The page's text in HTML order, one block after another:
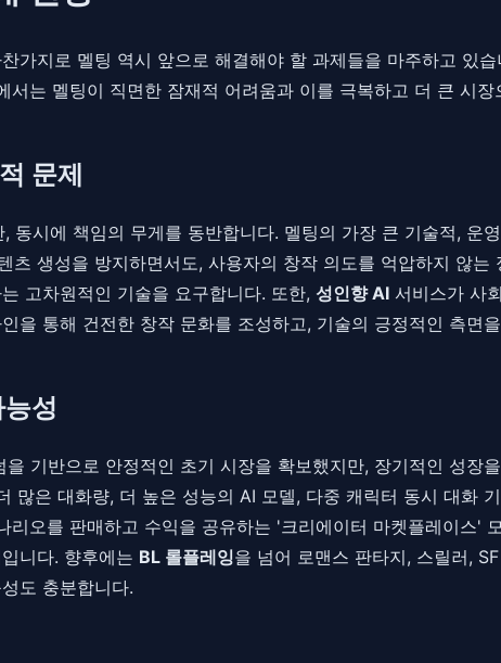
가지로 멜팅 역시 앞으로 해결해야 할 과제들을 마주하고 있
서는 멜팅이 직면한 잠재적 어려움과 이를 극복하고 더 큰 시
문제
동시에 책임의 무게를 동반합니다. 멜팅의 가장 큰 기술적,
츠 생성을 방지하면서도, 사용자의 창작 의도를 억압하지 않
고차원적인 기술을 요구합니다. 또한, 성인향 AI 서비스가 사
을 통해 건전한 창작 문화를 조성하고, 기술의 긍정적인 측면
성
기반으로 안정적인 초기 시장을 확보했지만, 장기적인 성
많은 대화량, 더 높은 성능의 AI 모델, 다중 캐릭터 동시 대화
리오를 판매하고 수익을 공유하는 '크리에이터 마켓플레이스'
니다. 향후에는 BL 롤플레잉을 넘어 로맨스 판타지, 스릴러,
도 충분합니다.